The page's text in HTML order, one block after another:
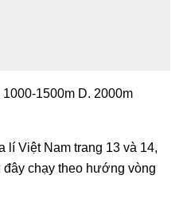
1500m D. 2000m
lí Việt Nam trang 13 và 14,
đây chạy theo hướng vòng